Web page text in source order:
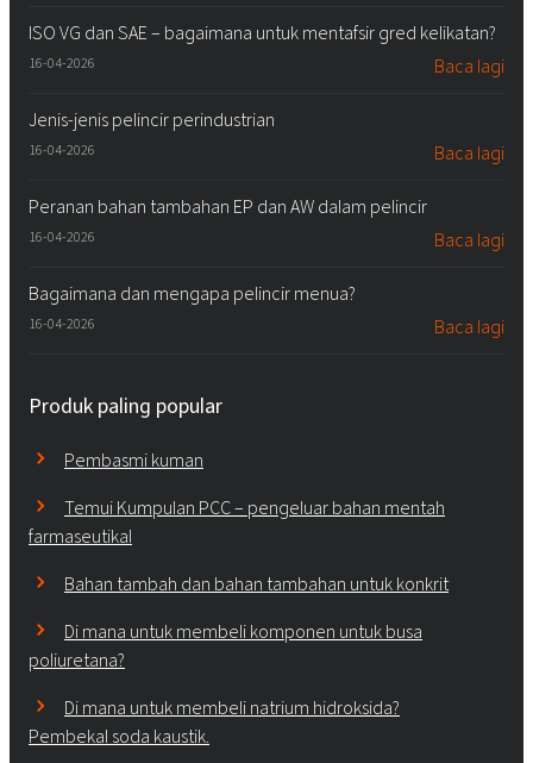
ISO VG dan SAE – bagaimana untuk mentafsir gred kelikatan?
16-04-2026 Baca lagi
Jenis-jenis pelincir perindustrian
16-04-2026 Baca lagi
Peranan bahan tambahan EP dan AW dalam pelincir
16-04-2026 Baca lagi
Bagaimana dan mengapa pelincir menua?
16-04-2026 Baca lagi
Produk paling popular
Pembasmi kuman
Temui Kumpulan PCC – pengeluar bahan mentah
farmaseutikal
Bahan tambah dan bahan tambahan untuk konkrit
Di mana untuk membeli komponen untuk busa
poliuretana?
Di mana untuk membeli natrium hidroksida?
Pembekal soda kaustik.